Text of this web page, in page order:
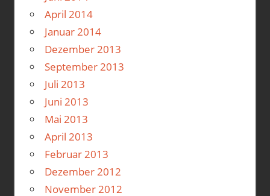
April 2014
Januar 2014
Dezember 2013
September 2013
Juli 2013
Juni 2013
Mai 2013
April 2013
Februar 2013
Dezember 2012
November 2012